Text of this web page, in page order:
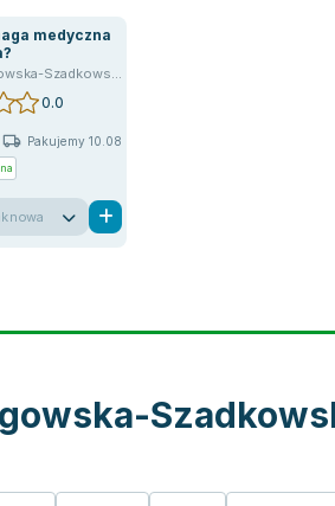
medyczna
Dorota Rogowska-Szadkowska
0.0
Pakujemy 10.08
nowa